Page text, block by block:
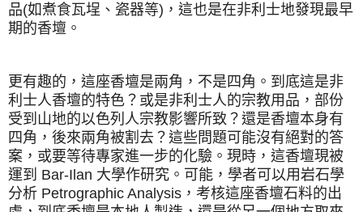
品(如煮食瓦埕、瓷器等)，這也是在非利士地發現最早
期的香壇。
更有趣的，這座香壇是兩角，不是四角。到底這是非
利士人香壇的特色？或是非利士人的宗教用品， 部份
受到山地的以色列人宗教影響所致？還是香壇本身有
四角，後來兩角被割去？這些問題可能沒有絕對的答
案，或要等待專家進一步的化驗。現時，這香壇現被
運到 Bar-Ilan 大學作研究。可能，學者可以用岩石學
分析 Petrographic Analysis，考核這座香壇石料的出